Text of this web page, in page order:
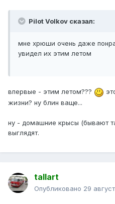
Pilot Volkov сказал:
мне хрюши очень даже
увидел их этим летом
впервые - этим летом???
жизни? ну блин ваще...
ну - домашние крысы (бывают
выглядят.
tallart
Опубликовано 29